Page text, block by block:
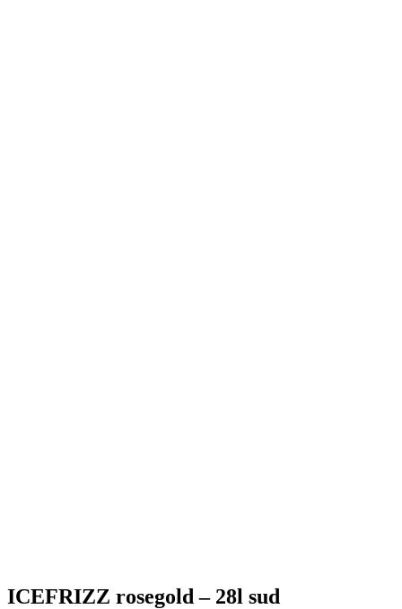
ICEFRIZZ rosegold – 28l sud